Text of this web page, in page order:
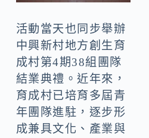
活動當天也同步舉辦
中興新村地方創生育
成村第4期38組團隊
結業典禮。近年來，
育成村已培育多屆青
年團隊進駐，逐步形
成兼具文化、產業與